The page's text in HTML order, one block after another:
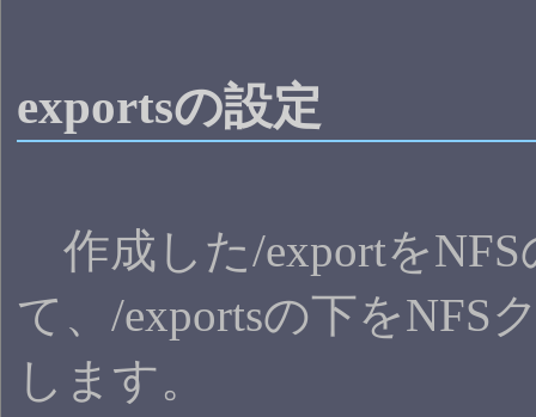
exportsの設定
作成した/exportを
て、/exportsの下をNFS
します。